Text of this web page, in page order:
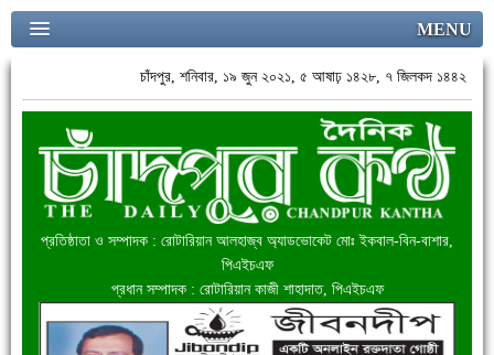
MENU
চাঁদপুর, শনিবার, ১৯ জুন ২০২১, ৫ আষাঢ় ১৪২৮, ৭ জিলকদ ১৪৪২
প্রতিষ্ঠাতা ও সম্পাদক : রোটারিয়ান আলহাজ্ব অ্যাডভোকেট মোঃ ইকবাল-বিন-বাশার,
পিএইচএফ
প্রধান সম্পাদক : রোটারিয়ান কাজী শাহাদাত, পিএইচএফ